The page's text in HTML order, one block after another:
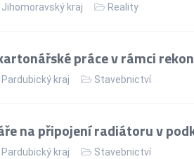
Jihomoravský kraj Reality
práce v rámci
Pardubický kraj Stavebnictví
na připojení radiátoru v
Pardubický kraj Stavebnictví